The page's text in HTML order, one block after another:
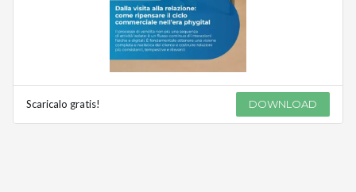
Scaricalo gratis! DOWNLOAD